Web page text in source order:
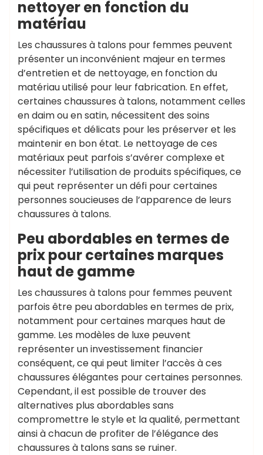
nettoyer en fonction du
matériau
Les chaussures à talons pour femmes peuvent
présenter un inconvénient majeur en termes
d’entretien et de nettoyage, en fonction du
matériau utilisé pour leur fabrication. En effet,
certaines chaussures à talons, notamment celles
en daim ou en satin, nécessitent des soins
spécifiques et délicats pour les préserver et les
maintenir en bon état. Le nettoyage de ces
matériaux peut parfois s’avérer complexe et
nécessiter l’utilisation de produits spécifiques, ce
qui peut représenter un défi pour certaines
personnes soucieuses de l’apparence de leurs
chaussures à talons.
Peu abordables en termes de
prix pour certaines marques
haut de gamme
Les chaussures à talons pour femmes peuvent
parfois être peu abordables en termes de prix,
notamment pour certaines marques haut de
gamme. Les modèles de luxe peuvent
représenter un investissement financier
conséquent, ce qui peut limiter l’accès à ces
chaussures élégantes pour certaines personnes.
Cependant, il est possible de trouver des
alternatives plus abordables sans
compromettre le style et la qualité, permettant
ainsi à chacun de profiter de l’élégance des
chaussures à talons sans se ruiner.